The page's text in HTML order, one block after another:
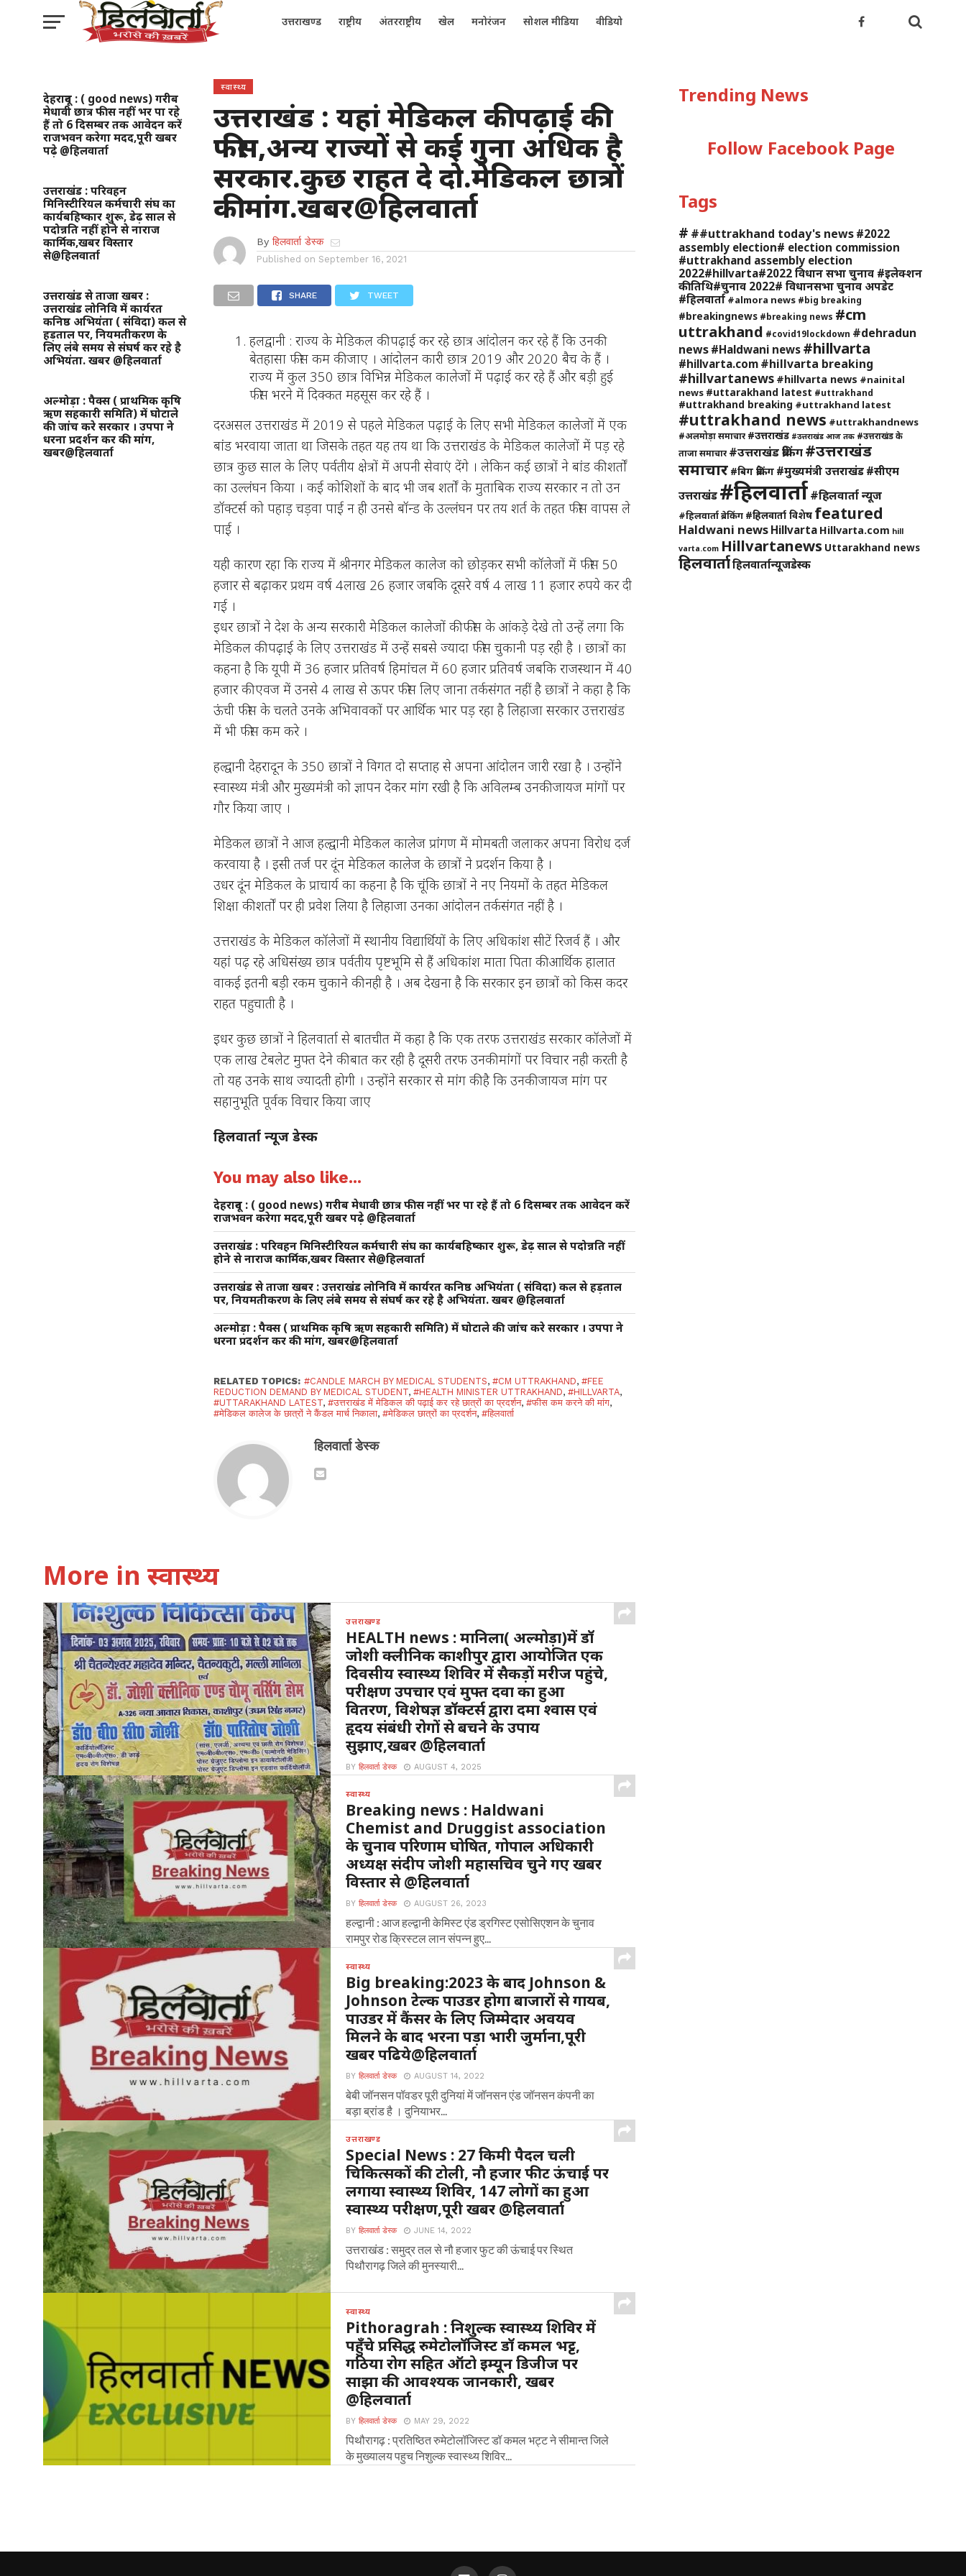
उत्तराखण्ड राष्ट्रीय अंतरराष्ट्रीय खेल मनोरंजन सोशल मीडिया वीडियो
देहरादून : ( good news) गरीब
मेधावी छात्र फीस नहीं भर पा रहे
हैं तो 6 दिसम्बर तक आवेदन करें
राजभवन करेगा मदद,पूरी खबर
पढ़े @हिलवार्ता
उत्तराखंड : परिवहन
मिनिस्टीरियल कर्मचारी संघ का
कार्यबहिष्कार शुरू, डेढ़ साल से
पदोन्नति नहीं होने से नाराज
कार्मिक,खबर विस्तार
से@हिलवार्ता
उत्तराखंड से ताजा खबर :
उत्तराखंड लोनिवि में कार्यरत
कनिष्ठ अभियंता ( संविदा) कल से
हड़ताल पर, नियमतीकरण के
लिए लंबे समय से संघर्ष कर रहे है
अभियंता. खबर @हिलवार्ता
अल्मोड़ा : पैक्स ( प्राथमिक कृषि
ऋण सहकारी समिति) में घोटाले
की जांच करे सरकार । उपपा ने
धरना प्रदर्शन कर की मांग,
खबर@हिलवार्ता
स्वास्थ्य
उत्तराखंड : यहां मेडिकल की पढ़ाई की
फीस,अन्य राज्यों से कई गुना अधिक है
सरकार.कुछ राहत दे दो.मेडिकल छात्रों
की मांग.खबर@हिलवार्ता
By हिलवार्ता डेस्क
Published on September 16, 2021
SHARE TWEET
हलद्वानी : राज्य के मेडिकल की पढ़ाई कर रहे छात्र आंदोलन कर रहे हैं कि उनकी
बेतहासा फीस कम की जाए । आंदोलन कारी छात्र 2019 और 2020 बैच के हैं ।
राज्य में कुल 350 छात्र विभिन्न मेडिकल कालेजों में पढ़ाई कर रहे हैं और बड़ी हुई
फीस भरने में दिक्कत महसूस कर रहे हैं ।
दरअसल उत्तराखंड में 2019 से पहले मेडिकल पढ़ाई के लिए सभी मेडिकल कालेजों में एक
बांड भरवाया जाता था जिसके तहत यह तय था कि उत्तराखंड के मेडिकल कालेजों में पड़ रहे
छात्र कुछ साल के लिए पर्वतीय क्षेत्रों में अपनी सेवाएं देंगे । लेकिन कई छात्रों ने बांड की शर्तों
का उल्लंघन किया । कई कोशिशों के बाद भी जब शर्तों के मुताबिक राज्य सरकार न तो उन
डॉक्टर्स को पहाड़ चड़वा पाई न ही उनसे बॉन्ड के उल्लंघन पर तय शर्त के तहत फीस वापस ले
पाई ।
यही कारण रहा कि राज्य में श्रीनगर मेडिकल कालेज को छोड़कर सभी कॉलेजों में फीस 50
हजार से बढ़ाकर प्रथम वर्ष 4लाख 26 हजार जबकि दूसरे वर्ष 4 लाख 11 हजार रुपये कर दी
गई ।
इधर छात्रों ने देश के अन्य सरकारी मेडिकल कालेजों की फीस के आंकड़े देखे तो उन्हें लगा कि
मेडिकल की पढ़ाई के लिए उत्तराखंड में उन्हें सबसे ज्यादा फीस चुकानी पड़ रही है । छात्रों का
कहना है कि यूपी में 36 हजार प्रतिवर्ष हिमांचल में 60 हजार प्रतिवर्ष जबकि राजस्थान में 40
हजार की एवज में उनसे 4 लाख से ऊपर फीस लिए जाना तर्कसंगत नहीं है छात्रों ने कहा है कि
ऊंची फीस के चलते उनके अभिवावकों पर आर्थिक भार पड़ रहा है लिहाजा सरकार उत्तराखंड
में भी फीस कम करे ।
हल्द्वानी देहरादून के 350 छात्रों ने विगत दो सप्ताह से अपना आंदोलन जारी रखा है । उन्होंने
स्वास्थ्य मंत्री और मुख्यमंत्री को ज्ञापन देकर मांग रखी है कि अविलम्ब उनकी जायज मांगों पर
गौर किया जाए ।
मेडिकल छात्रों ने आज हल्द्वानी मेडिकल कालेज प्रांगण में मोमबती जलाकर अपना विरोध दर्ज
करवाया है । इसी तर्ज पर दूंन मेडिकल कालेज के छात्रों ने प्रदर्शन किया है ।
उधर दूंन मेडिकल के प्राचार्य का कहना है कि चूंकि छात्रों ने नए नियमों के तहत मेडिकल
शिक्षा की शर्तों पर ही प्रवेश लिया है लिहाजा उनका आंदोलन तर्कसंगत नहीं है ।
उत्तराखंड के मेडिकल कॉलेजों में स्थानीय विद्यार्थियों के लिए अधिकांश सीटें रिजर्व हैं । और
यहां पढ़ रहे अधिसंख्य छात्र पर्वतीय पृष्टभूमि से हैं अधिकांश माता पिता की आर्थिक हालात
वाकई इतनी बड़ी रकम चुकाने की नही है । अब देखना है कि सरकार इन छात्रों को किस कदर
राहत पहुचाती है ।
इधर कुछ छात्रों ने हिलवार्ता से बातचीत में कहा है कि एक तरफ उत्तराखंड सरकार कॉलेजों में
एक लाख टेबलेट मुफ्त देने की बात कर रही है दूसरी तरफ उनकी मांगों पर विचार नही करती है
तो यह उनके साथ ज्यादती होगी । उन्होंने सरकार से मांग की है कि उनकी जायज मांग पर
सहानुभूति पूर्वक विचार किया जाए
हिलवार्ता न्यूज डेस्क
You may also like...
देहरादून : ( good news) गरीब मेधावी छात्र फीस नहीं भर पा रहे हैं तो 6 दिसम्बर तक आवेदन करें
राजभवन करेगा मदद,पूरी खबर पढ़े @हिलवार्ता
उत्तराखंड : परिवहन मिनिस्टीरियल कर्मचारी संघ का कार्यबहिष्कार शुरू, डेढ़ साल से पदोन्नति नहीं
होने से नाराज कार्मिक,खबर विस्तार से@हिलवार्ता
उत्तराखंड से ताजा खबर : उत्तराखंड लोनिवि में कार्यरत कनिष्ठ अभियंता ( संविदा) कल से हड़ताल
पर, नियमतीकरण के लिए लंबे समय से संघर्ष कर रहे है अभियंता. खबर @हिलवार्ता
अल्मोड़ा : पैक्स ( प्राथमिक कृषि ऋण सहकारी समिति) में घोटाले की जांच करे सरकार । उपपा ने
धरना प्रदर्शन कर की मांग, खबर@हिलवार्ता
RELATED TOPICS: #CANDLE MARCH BY MEDICAL STUDENTS,#CM UTTRAKHAND,#FEE
REDUCTION DEMAND BY MEDICAL STUDENT,#HEALTH MINISTER UTTRAKHAND,#HILLVARTA,
#UTTARAKHAND LATEST,#उत्तराखंड में मेडिकल की पढ़ाई कर रहे छात्रों का प्रदर्शन,#फीस कम करने की मांग,
#मेडिकल कालेज के छात्रों ने कैंडल मार्च निकाला,#मेडिकल छात्रों का प्रदर्शन,#हिलवार्ता
हिलवार्ता डेस्क
More in स्वास्थ्य
उत्तराखण्ड
HEALTH news : मानिला( अल्मोड़ा)में डॉ
जोशी क्लीनिक काशीपुर द्वारा आयोजित एक
दिवसीय स्वास्थ्य शिविर में सैकड़ों मरीज पहुंचे,
परीक्षण उपचार एवं मुफ्त दवा का हुआ
वितरण, विशेषज्ञ डॉक्टर्स द्वारा दमा श्वास एवं
हृदय संबंधी रोगों से बचने के उपाय
सुझाए,खबर @हिलवार्ता
BYहिलवार्ता डेस्क AUGUST 4, 2025
अगस्त 2025 रविवार ,चौमू नर्सिंग...
स्वास्थ्य
Breaking news : Haldwani
Chemist and Druggist association
के चुनाव परिणाम घोषित, गोपाल अधिकारी
अध्यक्ष संदीप जोशी महासचिव चुने गए खबर
विस्तार से @हिलवार्ता
BYहिलवार्ता डेस्क AUGUST 26, 2023
हल्द्वानी : आज हल्द्वानी केमिस्ट एंड ड्रगिस्ट एसोसिएशन के चुनाव
रामपुर रोड क्रिस्टल लान संपन्न हुए...
स्वास्थ्य
Big breaking:2023 के बाद Johnson &
Johnson टेल्क पाउडर होगा बाजारों से गायब,
पाउडर में कैंसर के लिए जिम्मेदार अवयव
मिलने के बाद भरना पड़ा भारी जुर्माना,पूरी
खबर पढिये@हिलवार्ता
BYहिलवार्ता डेस्क AUGUST 14, 2022
बेबी जॉनसन पॉवडर पूरी दुनियां में जॉनसन एंड जॉनसन कंपनी का
बड़ा ब्रांड है । दुनियाभर...
उत्तराखण्ड
Special News : 27 किमी पैदल चली
चिकित्सकों की टोली, नौ हजार फीट ऊंचाई पर
लगाया स्वास्थ्य शिविर, 147 लोगों का हुआ
स्वास्थ्य परीक्षण,पूरी खबर @हिलवार्ता
BYहिलवार्ता डेस्क JUNE 14, 2022
उत्तराखंड : समुद्र तल से नौ हजार फुट की ऊंचाई पर स्थित
पिथौरागढ़ जिले की मुनस्यारी...
स्वास्थ्य
Pithoragrah : निशुल्क स्वास्थ्य शिविर में
पहुँचे प्रसिद्ध रुमेटोलॉजिस्ट डॉ कमल भट्ट,
गठिया रोग सहित ऑटो इम्यून डिजीज पर
साझा की आवश्यक जानकारी, खबर
@हिलवार्ता
BYहिलवार्ता डेस्क MAY 29, 2022
पिथौरागढ़ : प्रतिष्ठित रुमेटोलॉजिस्ट डॉ कमल भट्ट ने सीमान्त जिले
के मुख्यालय पहुच निशुल्क स्वास्थ्य शिविर...
Trending News
Follow Facebook Page
Tags
# ##uttrakhand today's news #2022
assembly election# election commission
#uttrakhand assembly election
2022#hillvarta#2022 विधान सभा चुनाव #इलेक्शन
की तिथि#चुनाव 2022# विधानसभा चुनाव अपडेट
#हिलवार्ता #almora news #big breaking
#breakingnews #breaking news #cm
uttrakhand #covid19lockdown #dehradun
news #Haldwani news #hillvarta
#hillvarta.com #hillvarta breaking
#hillvartanews #hillvarta news #nainital
news #uttarakhand latest #uttrakhand
#uttrakhand breaking #uttrakhand latest
#uttrakhand news #uttrakhandnews
#अलमोड़ा समाचार #उत्तराखंड #उत्तराखंड आज तक #उत्तराखंड के
ताजा समाचार #उत्तराखंड ब्रेकिंग#उत्तराखंड
समाचार #बिग ब्रेकिंग #मुख्यमंत्री उत्तराखंड #सीएम
उत्तराखंड #हिलवार्ता#हिलवार्ता न्यूज
#हिलवार्ता ब्रेकिंग #हिलवार्ता विशेष featured
Haldwani news Hillvarta Hillvarta.com hill
varta.com Hillvartanews Uttarakhand news
हिलवार्ताहिलवार्तान्यूजडेस्क